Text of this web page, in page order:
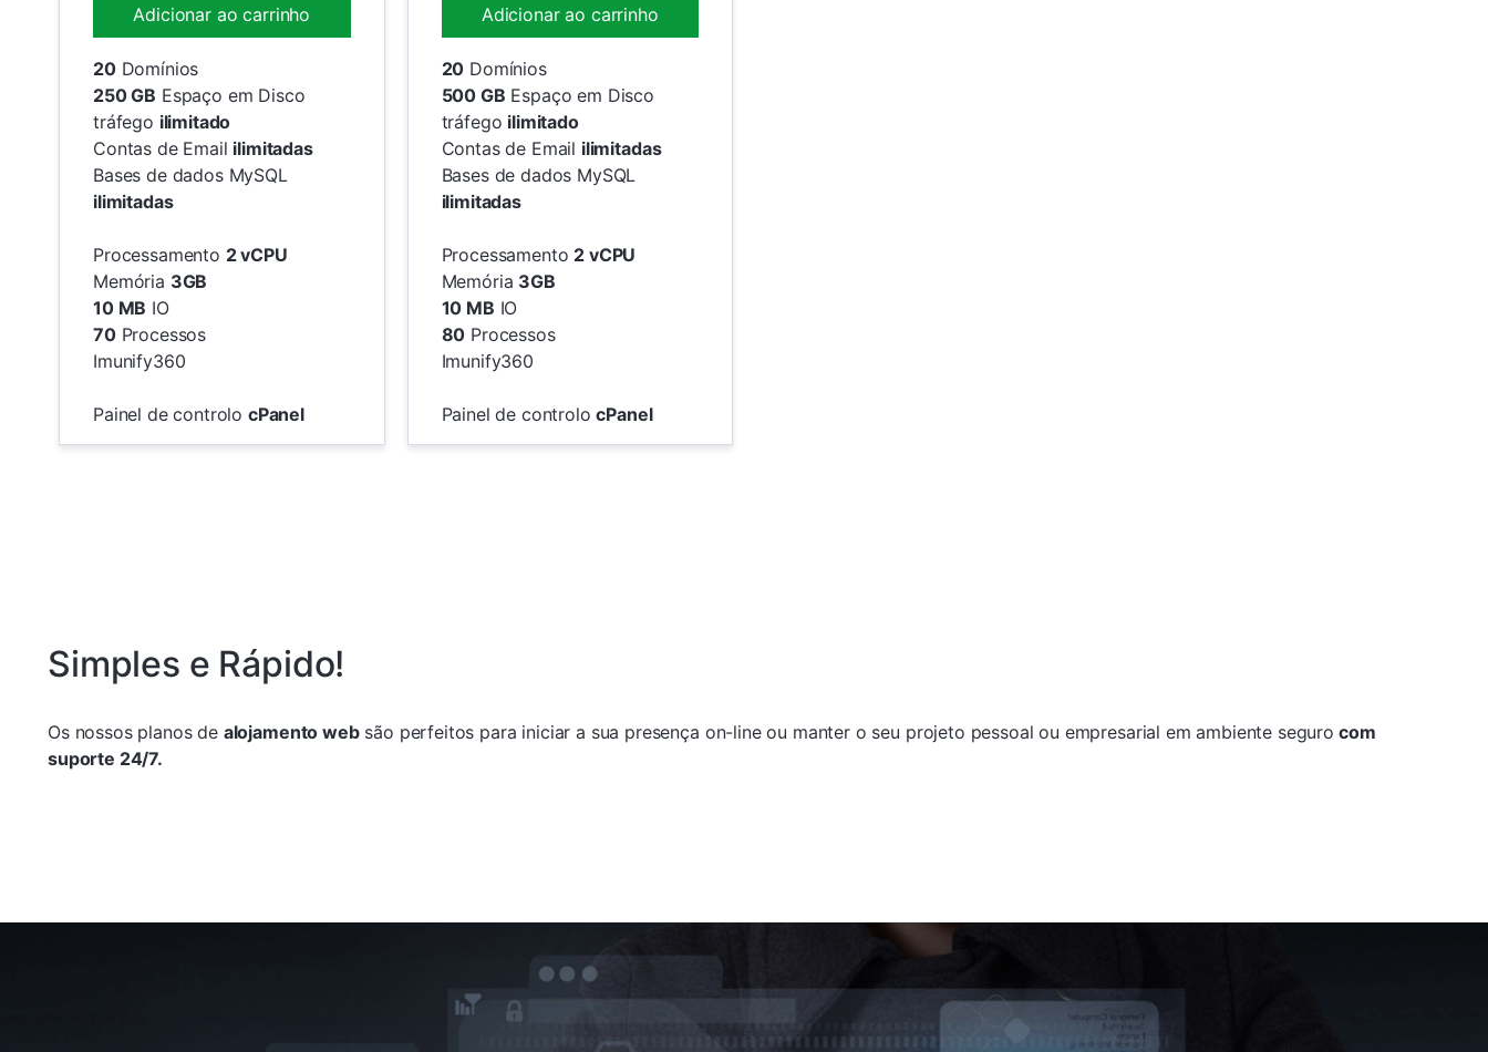
Adicionar ao carrinho
20Domínios
250 GB Espaço em Disco
tráfego ilimitado
Contas de Email ilimitadas
Bases de dados MySQL
ilimitadas
Processamento 2 vCPU
Memória 3GB
10 MB IO
70Processos
Imunify360
Painel de controlo cPanel
Adicionar ao carrinho
20 Domínios
500 GB Espaço em Disco
tráfego ilimitado
Contas de Email ilimitadas
Bases de dados MySQL
ilimitadas
Processamento 2 vCPU
Memória 3GB
10 MB IO
80 Processos
Imunify360
Painel de controlocPanel
Simples e Rápido!
Os nossos planos de alojamento websão perfeitos para iniciar a sua presença on-line ou manter o seu projeto pessoal ou empresarial em ambiente seguro com
suporte 24/7.